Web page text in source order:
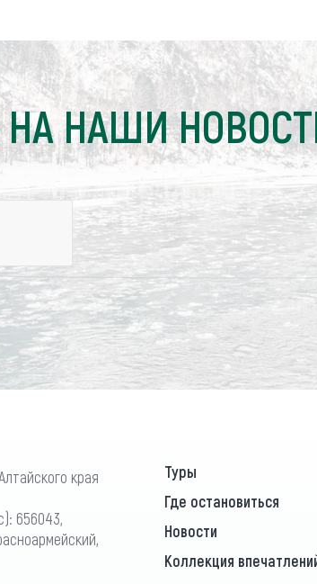
НАШИ
края
656043,
Туры
Где остановиться
Новости
Коллекция